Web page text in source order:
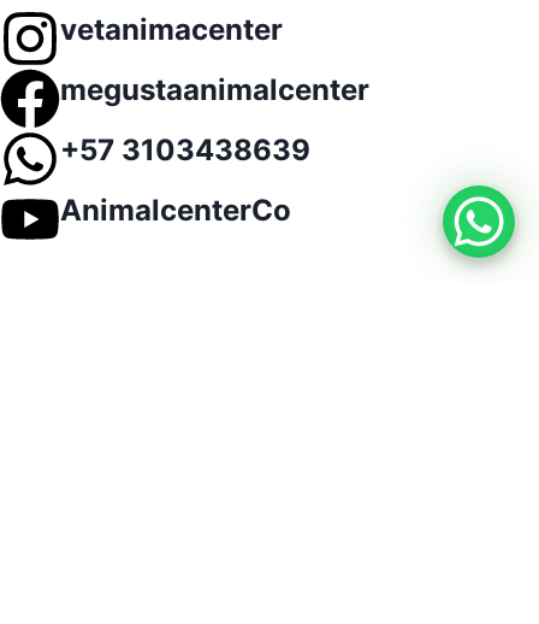
vetanimacenter
megustaanimalcenter
+57 3103438639
AnimalcenterCo